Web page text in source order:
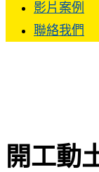
影片案例
聯絡我們
開工動